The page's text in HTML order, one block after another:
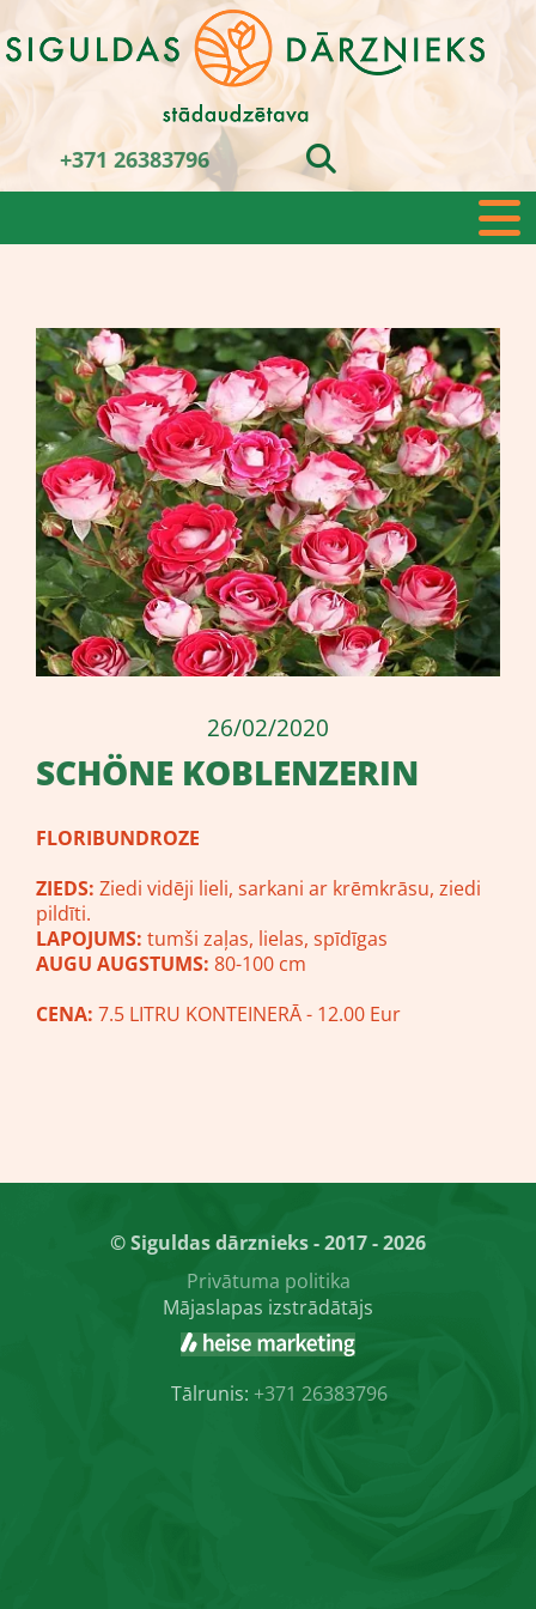
+371 26383796
26/02/2020
SCHÖNE KOBLENZERIN
FLORIBUNDROZE
ZIEDS: Ziedi vidēji lieli, sarkani ar krēmkrāsu, ziedi
pildīti.
LAPOJUMS: tumši zaļas, lielas, spīdīgas
AUGU AUGSTUMS: 80-100 cm
CENA: 7.5 LITRU KONTEINERĀ - 12.00 Eur
© Siguldas dārznieks - 2017 - 2026
Privātuma politika
Mājaslapas izstrādātājs
Tālrunis: +371 26383796